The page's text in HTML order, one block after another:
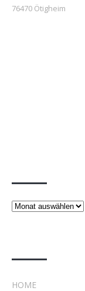
76470 Ötigheim
Beiträge
HOME